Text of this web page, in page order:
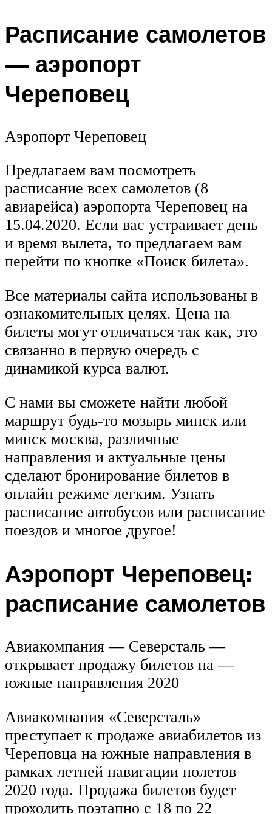
Расписание самолетов
— аэропорт
Череповец
Аэропорт Череповец
Предлагаем вам посмотреть
расписание всех самолетов (8
авиарейса) аэропорта Череповец на
15.04.2020. Если вас устраивает день
и время вылета, то предлагаем вам
перейти по кнопке «Поиск билета».
Все материалы сайта использованы в
ознакомительных целях. Цена на
билеты могут отличаться так как, это
связанно в первую очередь с
динамикой курса валют.
С нами вы сможете найти любой
маршрут будь-то мозырь минск или
минск москва, различные
направления и актуальные цены
сделают бронирование билетов в
онлайн режиме легким. Узнать
расписание автобусов или расписание
поездов и многое другое!
Аэропорт Череповец:
расписание самолетов
Авиакомпания — Северсталь —
открывает продажу билетов на —
южные направления 2020
Авиакомпания «Северсталь»
преступает к продаже авиабилетов из
Череповца на южные направления в
рамках летней навигации полетов
2020 года. Продажа билетов будет
проходить поэтапно с 18 по 22